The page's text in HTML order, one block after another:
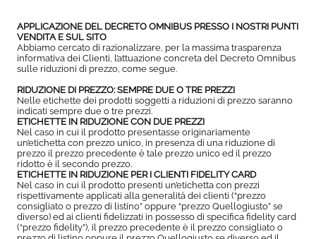
APPLICAZIONE DEL DECRETO OMNIBUS PRESSO I NOSTRI PUNTI
VENDITA E SUL SITO
Abbiamo cercato di razionalizzare, per la massima trasparenza
informativa dei Clienti, l’attuazione concreta del Decreto Omnibus
sulle riduzioni di prezzo, come segue.
RIDUZIONE DI PREZZO: SEMPRE DUE O TRE PREZZI
Nelle etichette dei prodotti soggetti a riduzioni di prezzo saranno
indicati sempre due o tre prezzi.
ETICHETTE IN RIDUZIONE CON DUE PREZZI
Nel caso in cui il prodotto presentasse originariamente
un’etichetta con prezzo unico, in presenza di una riduzione di
prezzo il prezzo precedente è tale prezzo unico ed il prezzo
ridotto è il secondo prezzo.
ETICHETTE IN RIDUZIONE PER I CLIENTI FIDELITY CARD
Nel caso in cui il prodotto presenti un’etichetta con prezzi
rispettivamente applicati alla generalità dei clienti (“prezzo
consigliato o prezzo di listino” oppure “prezzo Quellogiusto” se
diverso) ed ai clienti fidelizzati in possesso di specifica fidelity card
(“prezzo fidelity”), il prezzo precedente è il prezzo consigliato o